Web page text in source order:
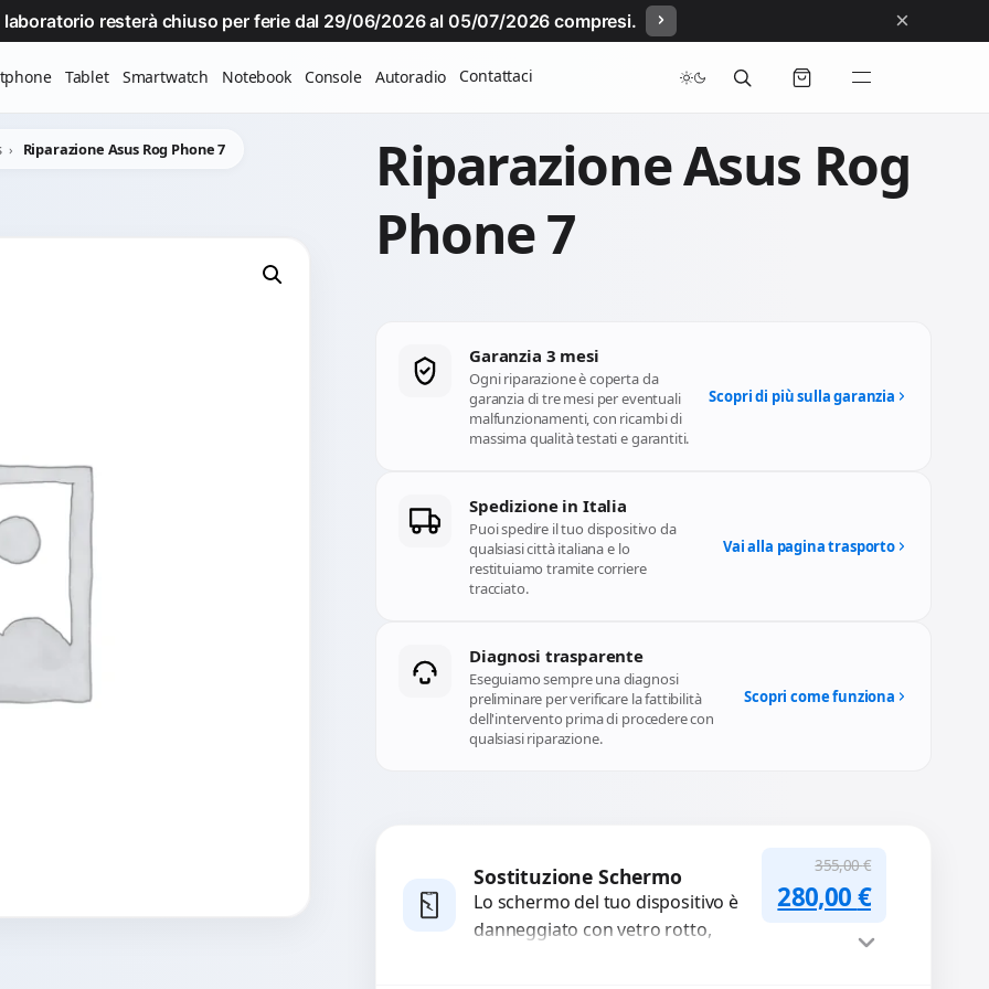
laboratorio resterà chiuso per ferie dal 29/06/2026 al 05/07/2026 compresi. ×
Tablet Smartwatch Notebook Console Autoradio Contattaci
Riparazione Asus Rog Phone 7
Riparazione Asus Rog
Phone 7
Garanzia 3 mesi
Ogni riparazione è coperta da
garanzia di tre mesi per eventuali
malfunzionamenti, con ricambi di
massima qualità testati e garantiti.
Scopri di più sulla garanzia
Spedizione in Italia
Puoi spedire il tuo dispositivo da
qualsiasi città italiana e lo
restituiamo tramite corriere
tracciato.
Vai alla pagina trasporto
Diagnosi trasparente
Eseguiamo sempre una diagnosi
preliminare per verificare la fattibilità
dell'intervento prima di procedere con
qualsiasi riparazione.
Scopri come funziona
Sostituzione Schermo
Lo schermo del tuo dispositivo è
danneggiato con vetro rotto,
355,00€
Il prezzo originale
280,00€Il prezzo